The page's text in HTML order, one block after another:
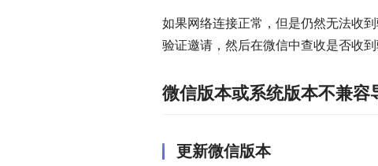
如果网络连接正常，但是仍然无法收
验证邀请，然后在微信中查收是否收到
微信版本或系统版本不兼容
更新微信版本